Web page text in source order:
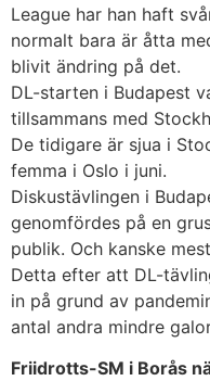
League har han haft
normalt bara är åtta
blivit ändring på det.
DL-starten i Budapest
tillsammans med
De tidigare är sjua i
femma i Oslo i juni.
Diskustävlingen i
genomfördes på en
publik. Och kanske
Detta efter att DL-
in på grund av
antal andra mindre
Friidrotts-SM i Borås